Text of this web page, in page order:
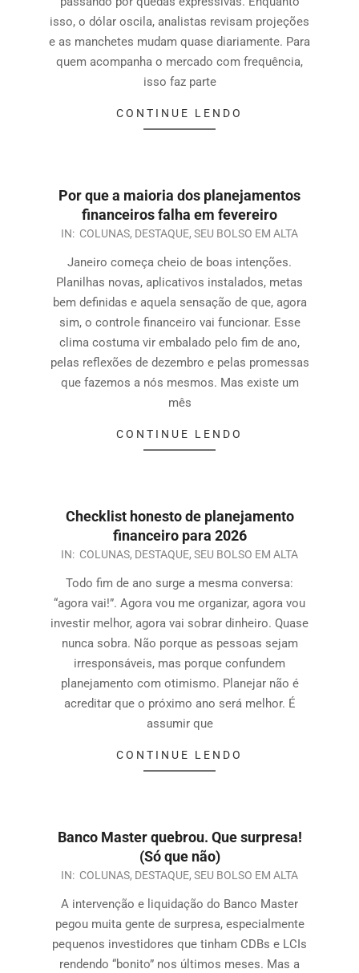
isso, o dólar oscila, analistas revisam projeções
e as manchetes mudam quase diariamente. Para
quem acompanha o mercado com frequência,
isso faz parte
CONTINUE LENDO
Por que a maioria dos planejamentos
financeiros falha em fevereiro
IN: COLUNAS, DESTAQUE, SEU BOLSO EM ALTA
Janeiro começa cheio de boas intenções.
Planilhas novas, aplicativos instalados, metas
bem definidas e aquela sensação de que, agora
sim, o controle financeiro vai funcionar. Esse
clima costuma vir embalado pelo fim de ano,
pelas reflexões de dezembro e pelas promessas
que fazemos a nós mesmos. Mas existe um
mês
CONTINUE LENDO
Checklist honesto de planejamento
financeiro para 2026
IN: COLUNAS, DESTAQUE, SEU BOLSO EM ALTA
Todo fim de ano surge a mesma conversa:
“agora vai!”. Agora vou me organizar, agora vou
investir melhor, agora vai sobrar dinheiro. Quase
nunca sobra. Não porque as pessoas sejam
irresponsáveis, mas porque confundem
planejamento com otimismo. Planejar não é
acreditar que o próximo ano será melhor. É
assumir que
CONTINUE LENDO
Banco Master quebrou. Que surpresa!
(Só que não)
IN: COLUNAS, DESTAQUE, SEU BOLSO EM ALTA
A intervenção e liquidação do Banco Master
pegou muita gente de surpresa, especialmente
pequenos investidores que tinham CDBs e LCIs
rendendo “bonito” nos últimos meses. Mas a